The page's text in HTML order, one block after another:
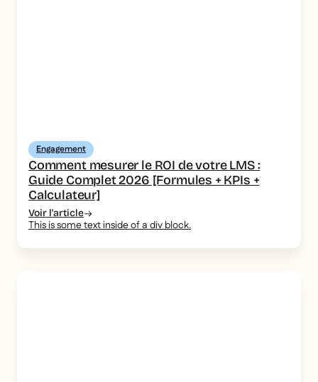
Engagement
Comment mesurer le ROI de votre LMS :
Guide Complet 2026 [Formules + KPIs +
Calculateur]
Voir l'article
This is some text inside of a div block.